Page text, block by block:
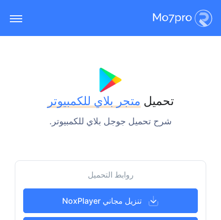
تحميل متجر بلاي للكمبيوتر
شرح تحميل جوجل بلاي للكمبيوتر.
روابط التحميل
تنزيل مجاني NoxPlayer